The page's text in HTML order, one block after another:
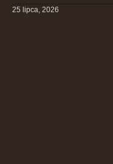
25 lipca, 2026